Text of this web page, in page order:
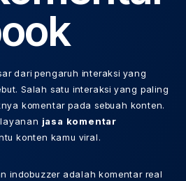
dari pengaruh interaksi yang
Salah satu interaksi yang paling
komentar pada sebuah konten.
jasa komentar
konten kamu viral.
indobuzzer adalah komentar real